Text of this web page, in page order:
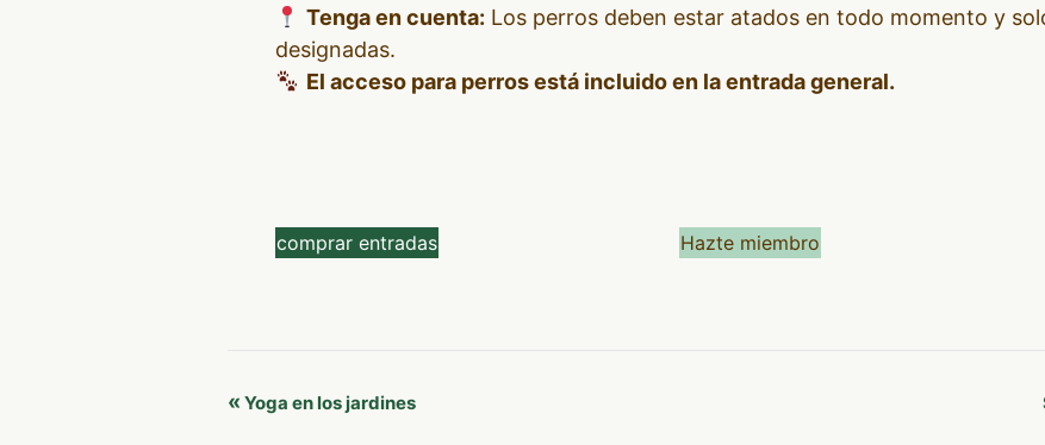
Tenga en cuenta: Los perros deben estar atados en todo momento y
designadas.
El acceso para perros está incluido en la entrada general.
comprar entradas Hazte miembro
Navegación
« Yoga en los jardines